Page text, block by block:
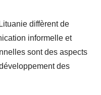
diffèrent de
informelle et
sont des aspects
des